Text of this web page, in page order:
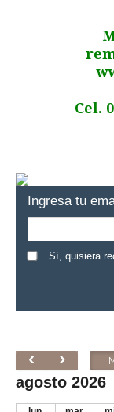
Cel.
Ingresa tu
Sí, quisiera
agosto 2026